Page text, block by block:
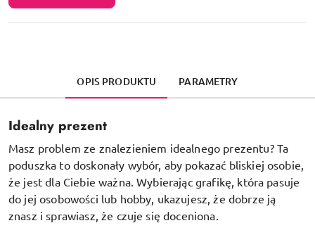
OPIS PRODUKTU PARAMETRY
Idealny prezent
Masz problem ze znalezieniem idealnego prezentu? Ta
poduszka to doskonały wybór, aby pokazać bliskiej osobie,
że jest dla Ciebie ważna. Wybierając grafikę, która pasuje
do jej osobowości lub hobby, ukazujesz, że dobrze ją
znasz i sprawiasz, że czuje się doceniona.